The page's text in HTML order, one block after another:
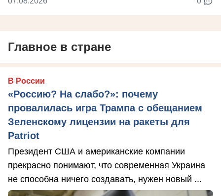
Главное в стране
В России
«Россию? На слабо?»: почему
провалилась игра Трампа с обещанием
Зеленскому лицензии на ракеты для
Patriot
Президент США и американские компании
прекрасно понимают, что современная Украина
не способна ничего создавать, нужен новый ...